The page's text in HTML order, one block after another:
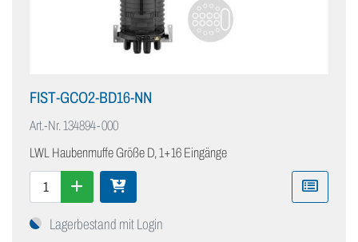
FIST-GCO2-BD16-NN
Art.-Nr.134894-000
LWL Haubenmuffe Größe D, 1+16 Eingänge
Lagerbestand mit Login